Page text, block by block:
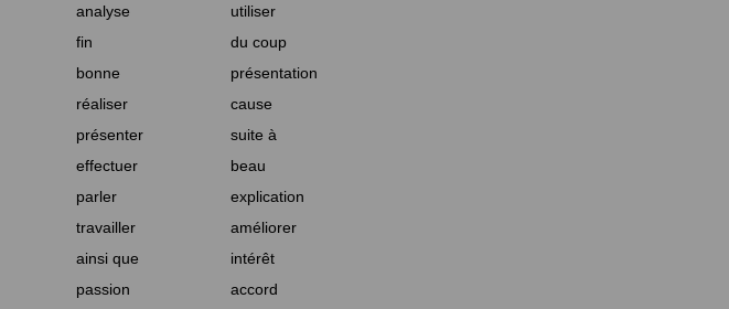
analyse
utiliser
fin
du coup
bonne
présentation
réaliser
cause
présenter
suite à
effectuer
beau
parler
explication
travailler
améliorer
ainsi que
intérêt
passion accord